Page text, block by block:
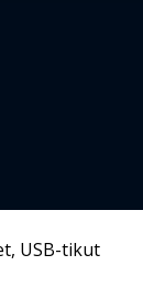
, USB-tikut